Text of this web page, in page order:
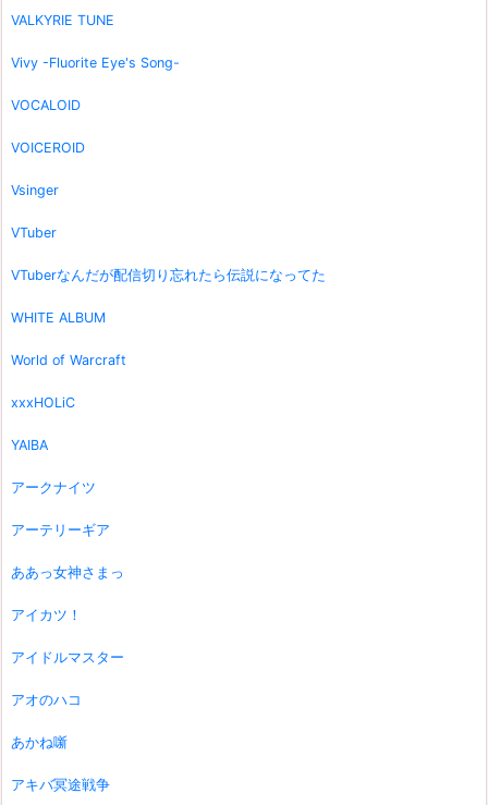
VALKYRIE TUNE
Vivy -Fluorite Eye's Song-
VOCALOID
VOICEROID
Vsinger
VTuber
VTuberなんだが配信切り忘れたら伝説になってた
WHITE ALBUM
World of Warcraft
xxxHOLiC
YAIBA
アークナイツ
アーテリーギア
ああっ女神さまっ
アイカツ！
アイドルマスター
アオのハコ
あかね噺
アキバ冥途戦争